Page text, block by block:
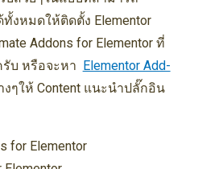
ทั้งหมดให้ติดตั้ง Elementor
Addons for Elementor ที่
บ หรือจะหา Elementor Add-
ๆให้ Content แนะนำปลั๊กอิน
for Elementor